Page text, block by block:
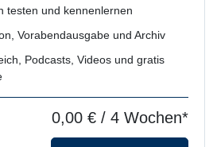
testen und kennenlernen
Vorabendausgabe und Archiv
Podcasts, Videos und gratis
0,00 € / 4 Wochen*